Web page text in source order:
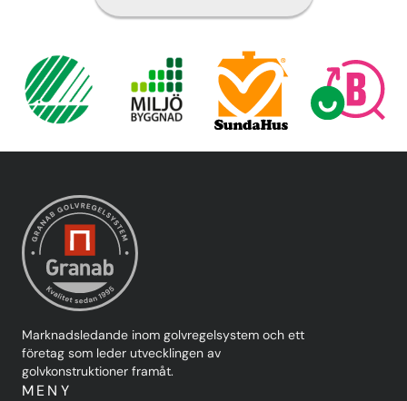
Marknadsledande inom golvregelsystem och ett
företag som leder utvecklingen av
golvkonstruktioner framåt.
MENY